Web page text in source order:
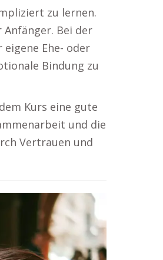
zu lernen.
Bei der
Ehe- oder
Bindung zu
Kurs eine gute
und die
Vertrauen und